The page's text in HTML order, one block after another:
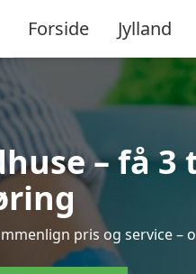
Forside Jylland
– få
pris og service